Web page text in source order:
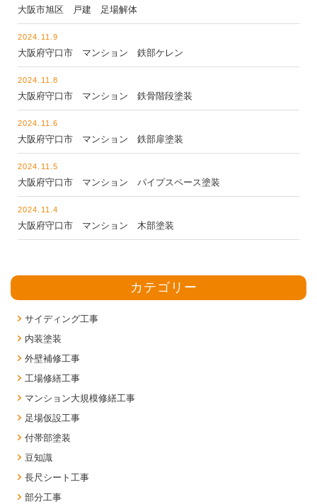
大阪市旭区 戸建 足場解体
2024.11.9
大阪府守口市 マンション 鉄部ケレン
2024.11.8
大阪府守口市 マンション 鉄骨階段塗装
2024.11.6
大阪府守口市 マンション 鉄部扉塗装
2024.11.5
大阪府守口市 マンション パイプスペース塗装
2024.11.4
大阪府守口市 マンション 木部塗装
カテゴリー
サイディング工事
内装塗装
外壁補修工事
工場修繕工事
マンション大規模修繕工事
足場仮設工事
付帯部塗装
豆知識
長尺シート工事
部分工事